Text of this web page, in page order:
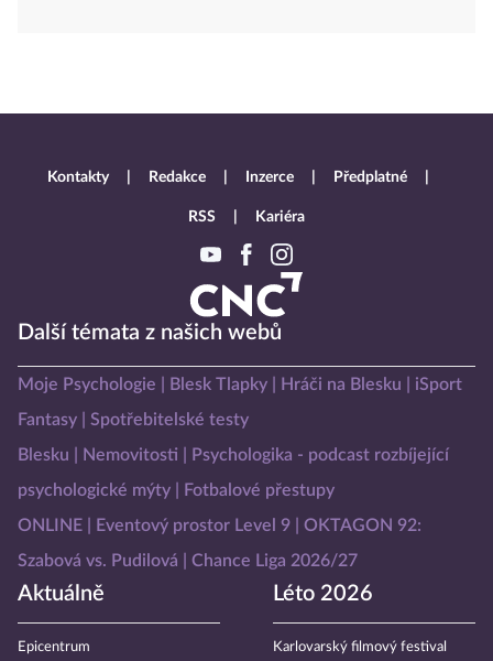
Další témata z našich webů
Moje Psychologie Blesk Tlapky Hráči na Blesku
iSport
Fantasy
Spotřebitelské testy
Blesku
Nemovitosti
Psychologika - podcast rozbíjející
psychologické mýty
Fotbalové přestupy
ONLINE
Eventový prostor Level 9
OKTAGON 92:
Szabová vs. Pudilová
Chance Liga 2026/27
Aktuálně
Epicentrum
Léto 2026
Karlovarský filmový festival
Kontakty Redakce Inzerce Předplatné
RSS Kariéra